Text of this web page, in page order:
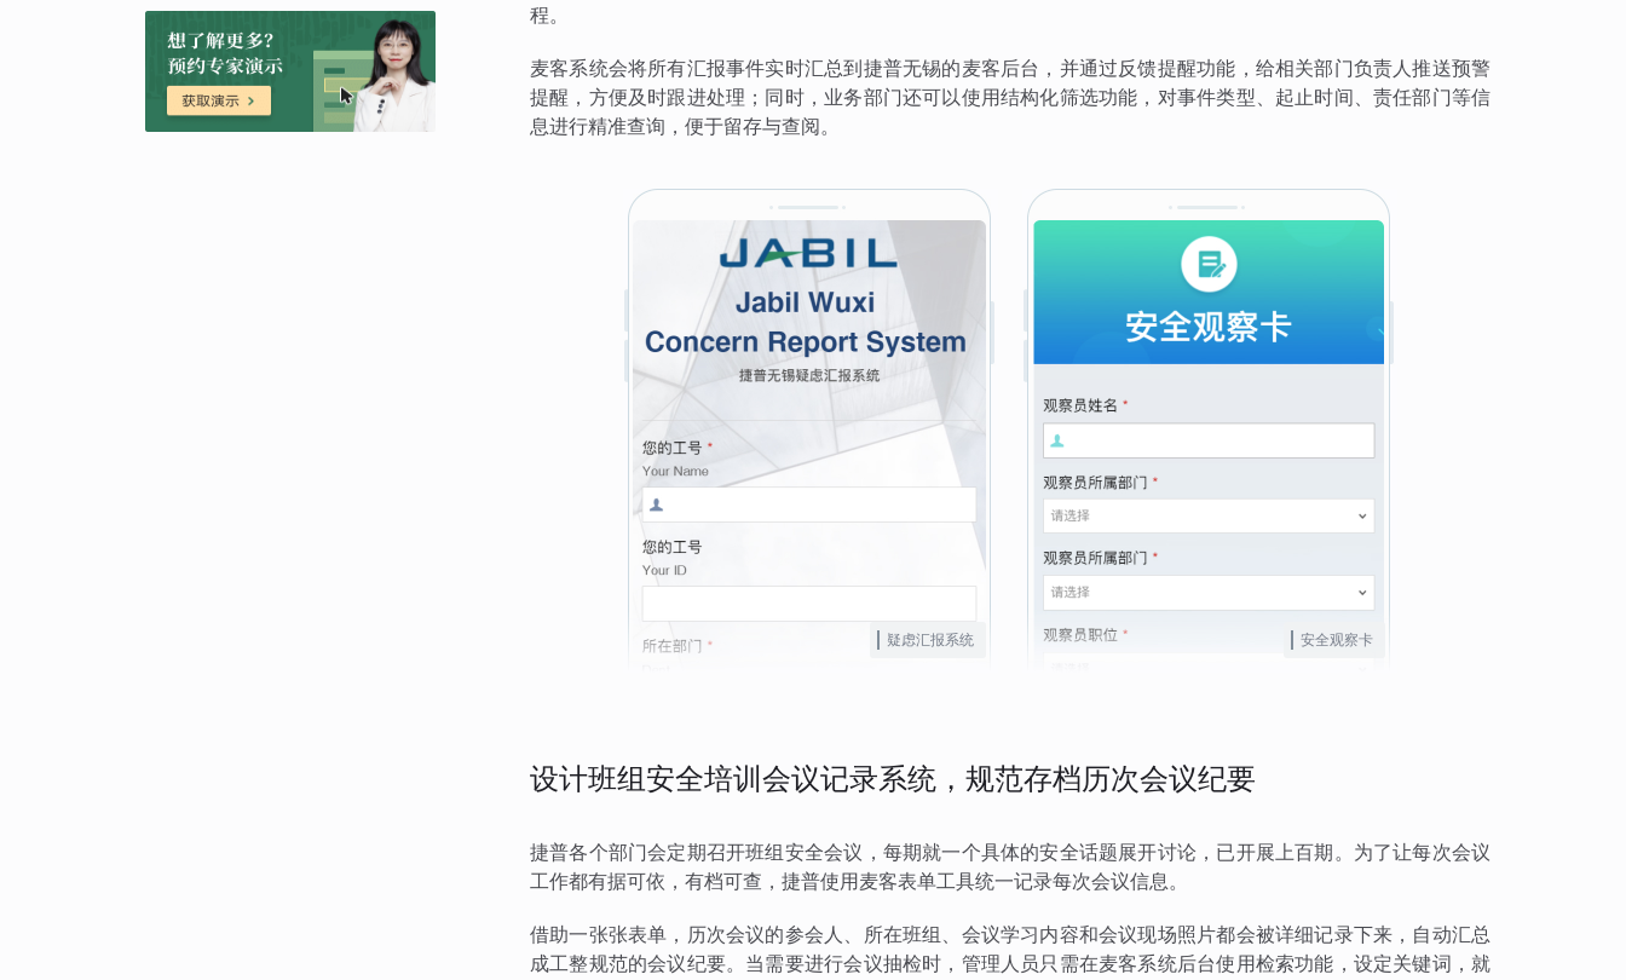
程。
麦客系统会将所有汇报事件实时汇总到捷普无锡的麦客后台，并通过反馈提醒功能，给相关部门负责人推送预警
提醒，方便及时跟进处理；同时，业务部门还可以使用结构化筛选功能，对事件类型、起止时间、责任部门等信
息进行精准查询，便于留存与查阅。
疑虑汇报系统 安全观察卡
设计班组安全培训会议记录系统，规范存档历次会议纪要
捷普各个部门会定期召开班组安全会议，每期就一个具体的安全话题展开讨论，已开展上百期。为了让每次会议
工作都有据可依，有档可查，捷普使用麦客表单工具统一记录每次会议信息。
借助一张张表单，历次会议的参会人、所在班组、会议学习内容和会议现场照片都会被详细记录下来，自动汇总
成工整规范的会议纪要。当需要进行会议抽检时，管理人员只需在麦客系统后台使用检索功能，设定关键词，就